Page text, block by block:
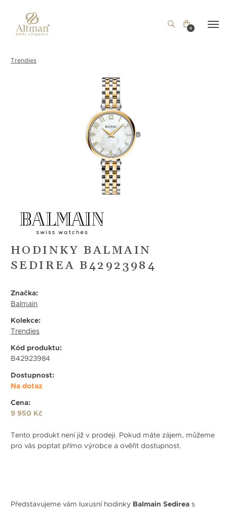
0
Trendies
HODINKY BALMAIN
SEDIREA B42923984
Značka:
Balmain
Kolekce:
Trendies
Kód produktu:
B42923984
Dostupnost:
Na dotaz
Cena:
9 950 Kč
Tento produkt není již v prodeji. Pokud máte zájem, můžeme
pro vás poptat přímo výrobce a ověřit dostupnost.
Představujeme vám luxusní hodinky Balmain Sedirea s